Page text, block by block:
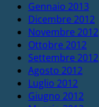
Gennaio 2013
Dicembre 2012
Novembre 2012
Ottobre 2012
Settembre 2012
Agosto 2012
Luglio 2012
Giugno 2012